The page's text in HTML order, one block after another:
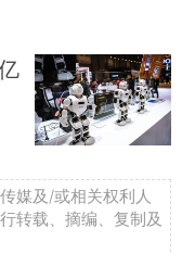
媒及/或相关权利人
转载、摘编、复制及